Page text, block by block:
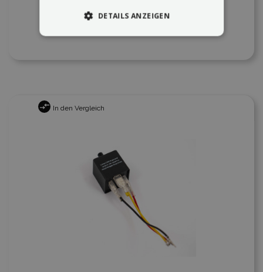
In den Vergleich
DETAILS ANZEIGEN